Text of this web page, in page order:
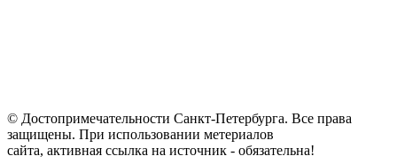
© Достопримечательности Санкт-Петербурга. Все права
защищены. При использовании метериалов
сайта, активная ссылка на источник - обязательна!